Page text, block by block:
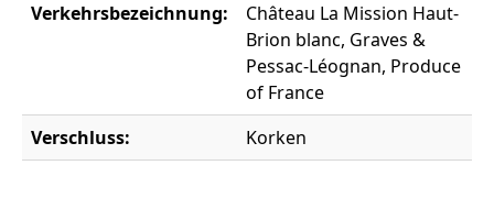
Verkehrsbezeichnung:
Château La Mission Haut-
Brion blanc, Graves &
Pessac-Léognan, Produce
of France
Verschluss:
Korken